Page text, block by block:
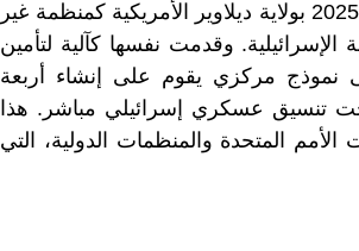
في فبراير 2025 بولاية ديلاوير الأمريكية كمنظمة غير
الإسرائيلية. وقدمت نفسها كآلية لتأمين
نموذج مركزي يقوم على إنشاء أربعة
تنسيق عسكري إسرائيلي مباشر. هذا
المتحدة والمنظمات الدولية، التي